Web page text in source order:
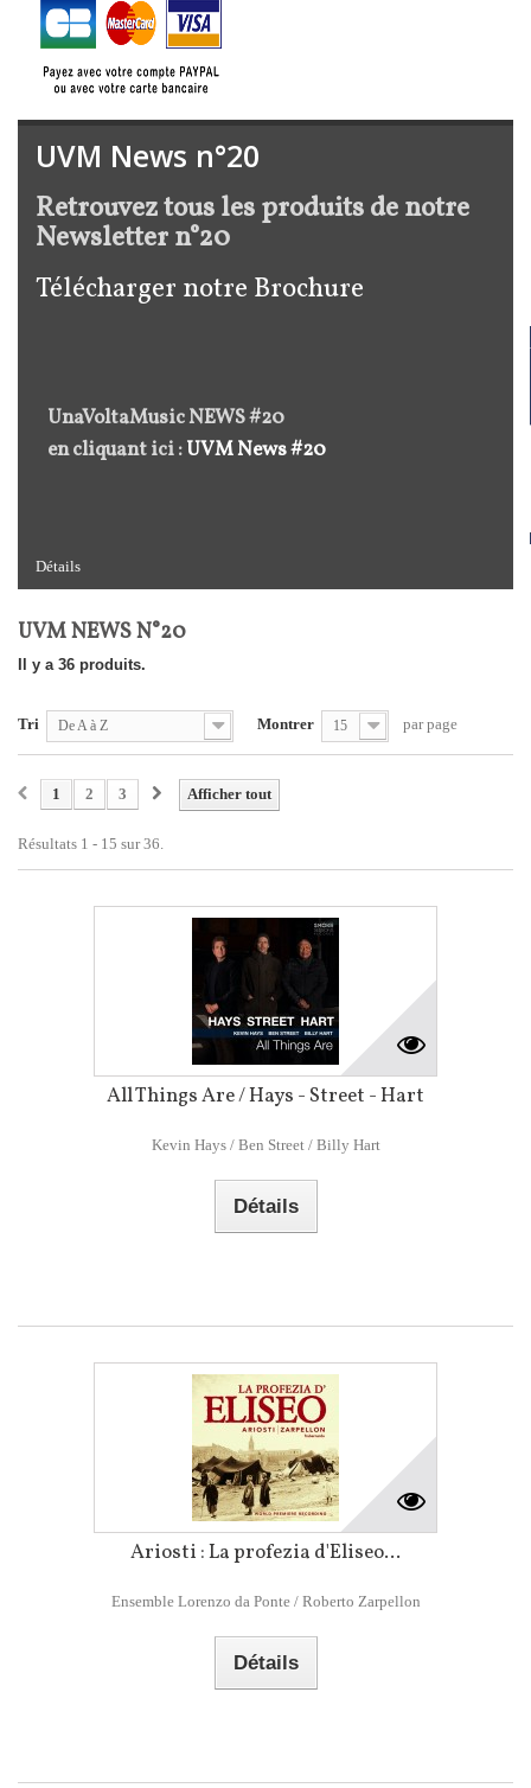
UVM News n°20
Retrouvez tous les produits de notre
Newsletter n°20
Télécharger notre Brochure
UnaVoltaMusic NEWS #20
en cliquant ici :UVM News #20
Détails
UVM NEWS N°20
Il y a 36 produits.
Tri De A à Z Montrer 15 par page
Afficher tout
1 2 3
Résultats 1 - 15 sur 36.
All Things Are / Hays - Street - Hart
Kevin Hays / Ben Street / Billy Hart
Détails
Ariosti : La profezia d'Eliseo...
Ensemble Lorenzo da Ponte / Roberto Zarpellon
Détails